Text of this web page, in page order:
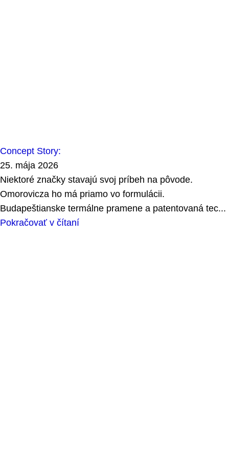
Concept Story:
25. mája 2026
Niektoré značky stavajú svoj príbeh na pôvode.
Omorovicza ho má priamo vo formulácii.
Budapeštianske termálne pramene a patentovaná tec...
Pokračovať v čítaní